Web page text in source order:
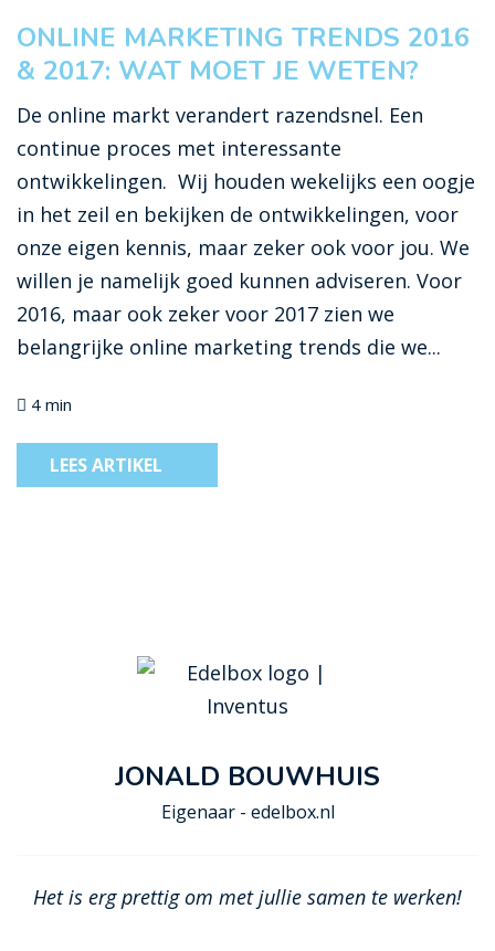
ONLINE MARKETING TRENDS 2016
& 2017: WAT MOET JE WETEN?
De online markt verandert razendsnel. Een
continue proces met interessante
ontwikkelingen. Wij houden wekelijks een oogje
in het zeil en bekijken de ontwikkelingen, voor
onze eigen kennis, maar zeker ook voor jou. We
willen je namelijk goed kunnen adviseren. Voor
2016, maar ook zeker voor 2017 zien we
belangrijke online marketing trends die we...
4 min
LEES ARTIKEL
JONALD BOUWHUIS
Eigenaar - edelbox.nl
Het is erg prettig om met jullie samen te werken!